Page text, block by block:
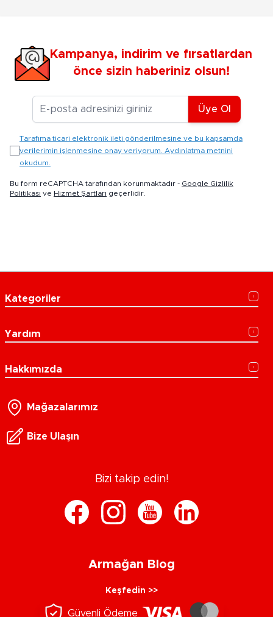
Kampanya, indirim ve fırsatlardan
önce sizin haberiniz olsun!
E-posta Adresiniz
Üye Ol
Tarafıma ticari elektronik ileti gönderilmesine ve bu kapsamda
verilerimin işlenmesine onay veriyorum. Aydınlatma metnini
okudum.
Bu form reCAPTCHA tarafından korunmaktadır - Google Gizlilik
Politikası ve Hizmet Şartları geçerlidir.
Kategoriler
Yardım
Hakkımızda
Mağazalarımız
Bize Ulaşın
Bizi takip edin!
Armağan Blog
Keşfedin >>
Güvenli Ödeme